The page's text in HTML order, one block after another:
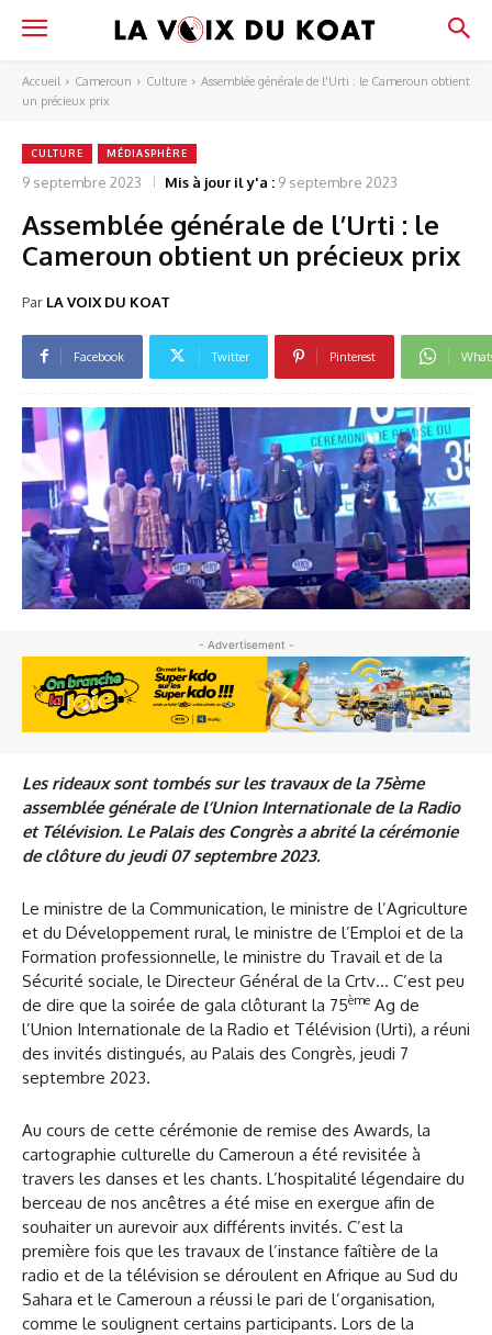
Accueil Cameroun Culture
Assemblée générale de l'Urti : le Cameroun obtient
un précieux prix
CULTURE MÉDIASPHÈRE
9 septembre 2023 Mis à jour il y'a : 9 septembre 2023
Assemblée générale de l’Urti : le
Cameroun obtient un précieux prix
Par LA VOIX DU KOAT
Facebook Twitter Pinterest
- Advertisement -
Les rideaux sont tombés sur les travaux de la 75ème
assemblée générale de l’Union Internationale de la Radio
et Télévision. Le Palais des Congrès a abrité la cérémonie
de clôture du jeudi 07 septembre 2023.
Le ministre de la Communication, le ministre de l’Agriculture
et du Développement rural, le ministre de l’Emploi et de la
Formation professionnelle, le ministre du Travail et de la
Sécurité sociale, le Directeur Général de la Crtv… C’est peu
de dire que la soirée de gala clôturant la 75ème Ag de
l’Union Internationale de la Radio et Télévision (Urti), a réuni
des invités distingués, au Palais des Congrès, jeudi 7
septembre 2023.
Au cours de cette cérémonie de remise des Awards, la
cartographie culturelle du Cameroun a été revisitée à
travers les danses et les chants. L’hospitalité légendaire du
berceau de nos ancêtres a été mise en exergue afin de
souhaiter un aurevoir aux différents invités. C’est la
première fois que les travaux de l’instance faîtière de la
radio et de la télévision se déroulent en Afrique au Sud du
Sahara et le Cameroun a réussi le pari de l’organisation,
comme le soulignent certains participants. Lors de la